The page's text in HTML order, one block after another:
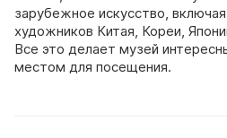
зарубежное искусство,
художников Китая, Кореи,
Все это делает музей
местом для посещения.